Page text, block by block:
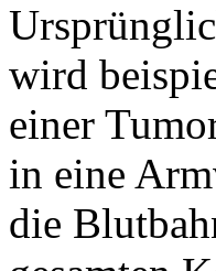
wird
einer
in eine
die